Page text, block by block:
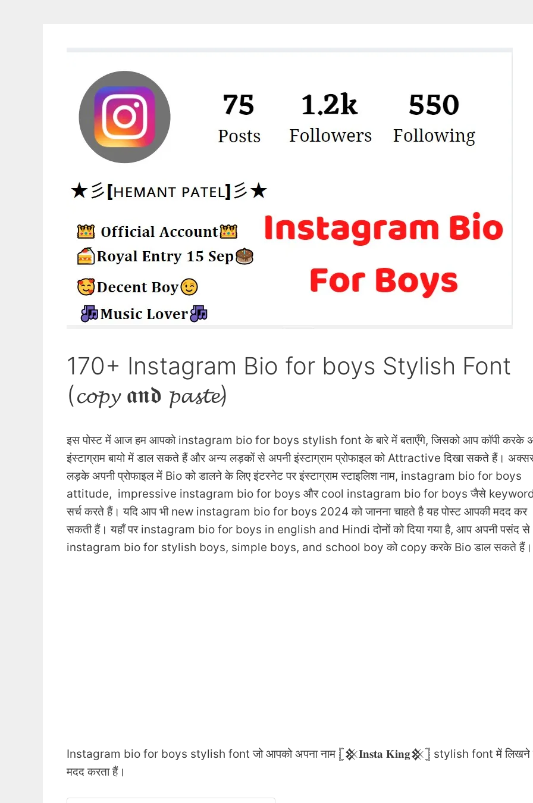
170+ Instagram Bio for boys Stylish Font
(𝓬𝓸𝓹𝔂 𝖆𝖓𝖉 𝓹𝓪𝓼𝓽𝓮)
इस पोस्ट में आज हम आपको instagram bio for boys stylish font के बारे में बताएँगे, जिसको आप कॉपी करके
इंस्टाग्राम बायो में डाल सकते हैं और अन्य लड़कों से अपनी इंस्टाग्राम प्रोफाइल को Attractive दिखा सकते हैं।
लड़के अपनी प्रोफाइल में Bio को डालने के लिए इंटरनेट पर इंस्टाग्राम स्टाइलिश नाम, instagram bio for boys
attitude, impressive instagram bio for boys और cool instagram bio for boys जैसे
सर्च करते हैं। यदि आप भी new instagram bio for boys 2024 को जानना चाहते है यह पोस्ट आपकी मदद कर
सकती हैं। यहाँ पर instagram bio for boys in english and Hindi दोनों को दिया गया है, आप अपनी पसंद से
instagram bio for stylish boys, simple boys, and school boy को copy करके Bio डाल सकते हैं।
Instagram bio for boys stylish font जो आपको अपना नाम 𓊈𒆜𝐈𝐧𝐬𝐭𝐚 𝐊𝐢𝐧𝐠𒆜𓊉 stylish font में लिखने
मदद करता हैं।